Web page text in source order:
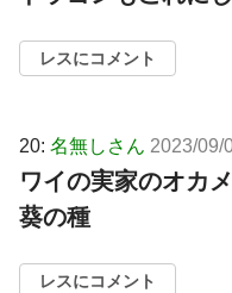
レスにコメント
20: 名無しさん 2023/09/
ワイの実家のオカ
葵の種
レスにコメント